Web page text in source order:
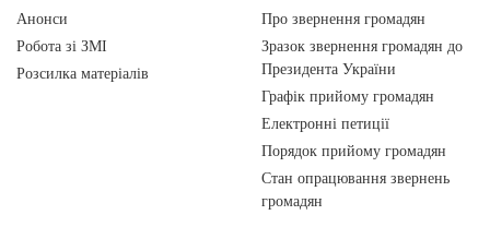
Анонси
Робота зі ЗМІ
Розсилка матеріалів
Про звернення громадян
Зразок звернення громадян до
Президента України
Графік прийому громадян
Електронні петиції
Порядок прийому громадян
Стан опрацювання звернень
громадян